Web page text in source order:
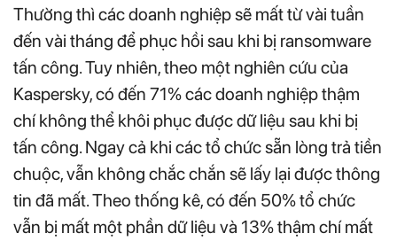
Thường thì các doanh nghiệp sẽ mất từ vài tuần
đến vài tháng để phục hồi sau khi bị ransomware
tấn công. Tuy nhiên, theo một nghiên cứu của
Kaspersky, có đến 71% các doanh nghiệp thậm
chí không thể khôi phục được dữ liệu sau khi bị
tấn công. Ngay cả khi các tổ chức sẵn lòng trả tiền
chuộc, vẫn không chắc chắn sẽ lấy lại được thông
tin đã mất. Theo thống kê, có đến 50% tổ chức
vẫn bị mất một phần dữ liệu và 13% thậm chí mất